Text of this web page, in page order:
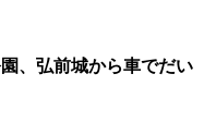
、弘前城から車でだい